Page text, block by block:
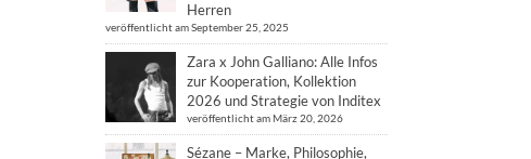
Herren
veröffentlicht am September 25, 2025
Zara x John Galliano: Alle Infos
zur Kooperation, Kollektion
2026 und Strategie von Inditex
veröffentlicht am März 20, 2026
Sézane – Marke, Philosophie,